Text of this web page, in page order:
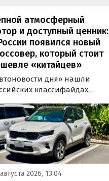
атмосферный
и доступный ценник:
появился новый
который стоит
«китайцев»
дня» нашли
классифайдах
нового Kia Sonet. Это
компактнее Seltos, а
его к нам в основном из
предлагая автомобили
с доставкой, растаможкой и
документами для
на учет в ГАИ.
2026, 13:04